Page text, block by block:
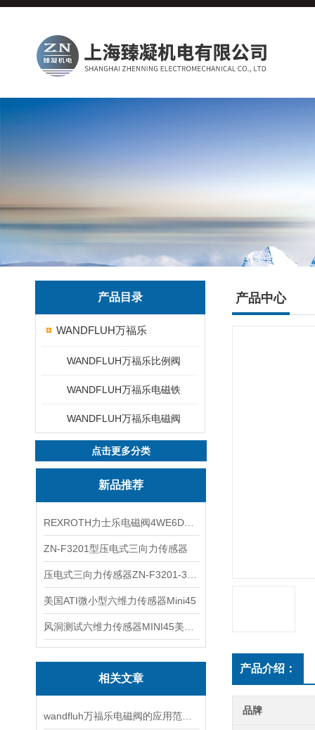
产品目录
WANDFLUH万福乐
WANDFLUH万福乐比例阀
WANDFLUH万福乐电磁铁
WANDFLUH万福乐电磁阀
点击更多分类
新品推荐
ZN-F3201型压电式三向力传感器
美国ATI微小型六维力传感器Mini45
相关文章
产品中心
产品介绍：
品牌